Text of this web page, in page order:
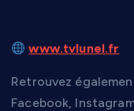
www.tvlunel.fr
Retrouvez
Facebook,